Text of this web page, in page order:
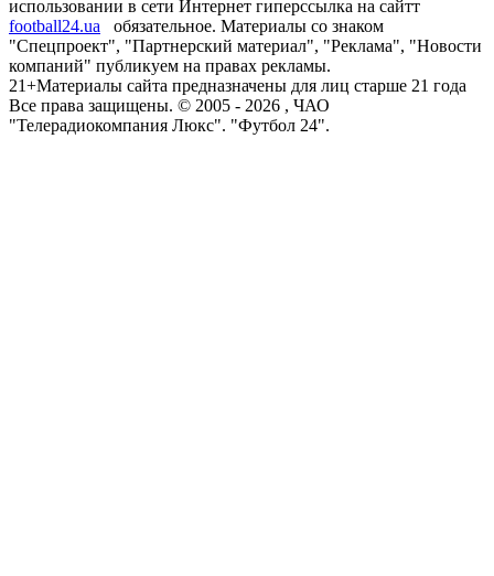
использовании в сети Интернет гиперссылка на сайтт
football24.ua
обязательное. Материалы со знаком
"Спецпроект", "Партнерский материал", "Реклама", "Новости
компаний" публикуем на правах рекламы.
21+Материалы сайта предназначены для лиц старше 21 года
Все права защищены. © 2005 - 2026 , ЧАО
"Телерадиокомпания Люкс". "Футбол 24".